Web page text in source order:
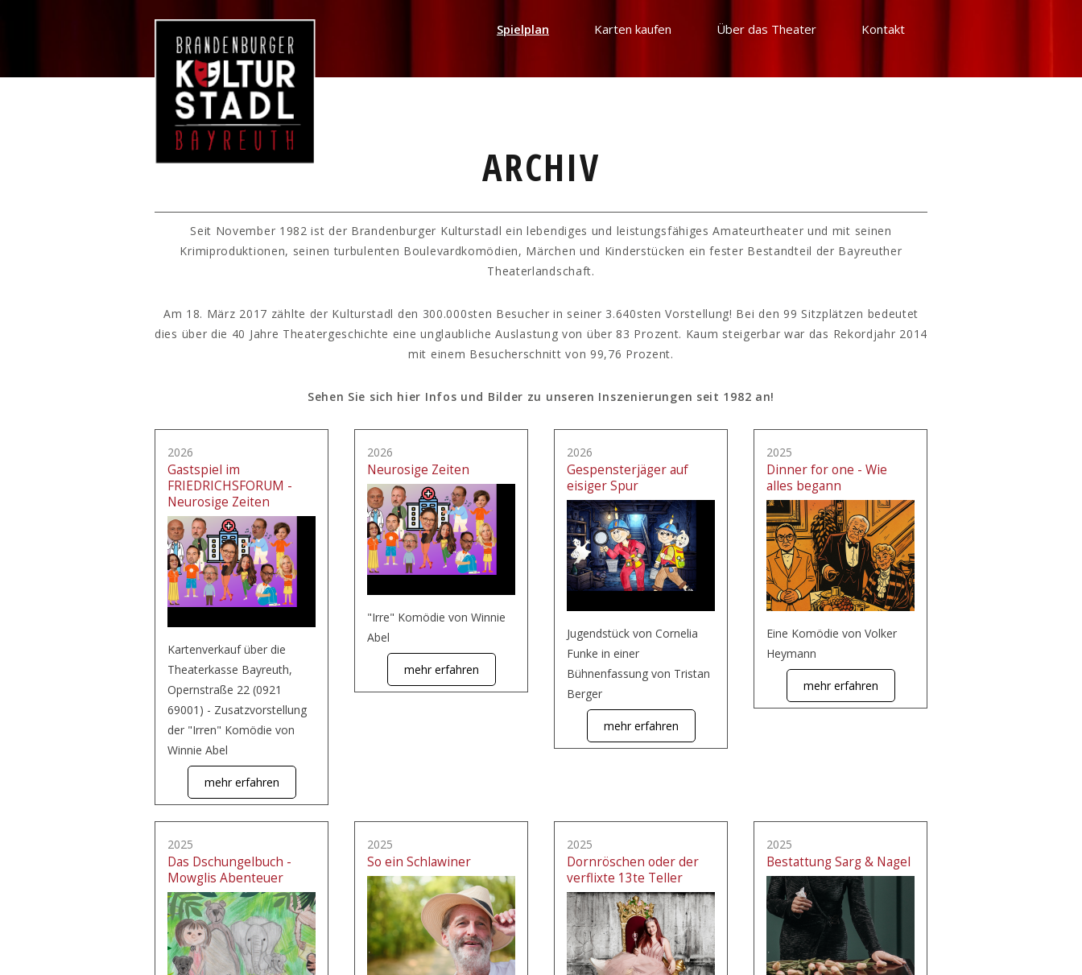
Spielplan Karten kaufen Über das Theater Kontakt
ARCHIV
Seit November 1982 ist der Brandenburger Kulturstadl ein lebendiges und leistungsfähiges Amateurtheater und mit seinen
Krimiproduktionen, seinen turbulenten Boulevardkomödien, Märchen und Kinderstücken ein fester Bestandteil der Bayreuther
Theaterlandschaft.
Am 18. März 2017 zählte der Kulturstadl den 300.000sten Besucher in seiner 3.640sten Vorstellung! Bei den 99 Sitzplätzen bedeutet
dies über die 40 Jahre Theatergeschichte eine unglaubliche Auslastung von über 83 Prozent. Kaum steigerbar war das Rekordjahr 2014
mit einem Besucherschnitt von 99,76 Prozent.
Sehen Sie sich hier Infos und Bilder zu unseren Inszenierungen seit 1982 an!
2026
Gastspiel im
FRIEDRICHSFORUM -
Neurosige Zeiten
Kartenverkauf über die
Theaterkasse Bayreuth,
Opernstraße 22 (0921
69001) - Zusatzvorstellung
der "Irren" Komödie von
Winnie Abel
mehr erfahren
2026
Neurosige Zeiten
"Irre" Komödie von Winnie
Abel
mehr erfahren
2026
Gespensterjäger auf
eisiger Spur
Jugendstück von Cornelia
Funke in einer
Bühnenfassung von Tristan
Berger
mehr erfahren
2025
Dinner for one - Wie
alles begann
Eine Komödie von Volker
Heymann
mehr erfahren
2025
Das Dschungelbuch -
Mowglis Abenteuer
2025
So ein Schlawiner
2025
Dornröschen oder der
verflixte 13te Teller
2025
Bestattung Sarg & Nagel